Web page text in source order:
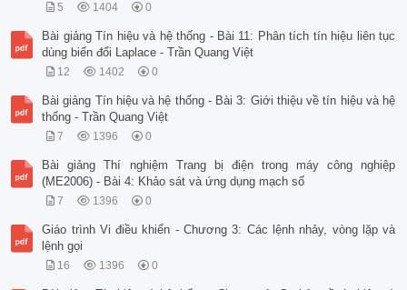
5 1404 0
Bài giảng Tín hiệu và hệ thống - Bài 11: Phân tích tín hiệu liên tục
dùng biến đổi Laplace - Trần Quang Việt
12 1402 0
Bài giảng Tín hiệu và hệ thống - Bài 3: Giới thiệu về tín hiệu và hệ
thống - Trần Quang Việt
7 1396 0
Bài giảng Thí nghiệm Trang bị điện trong máy công nghiệp
(ME2006) - Bài 4: Khảo sát và ứng dụng mạch số
7 1396 0
Giáo trình Vi điều khiển - Chương 3: Các lệnh nhảy, vòng lặp và
lệnh gọi
16 1396 0